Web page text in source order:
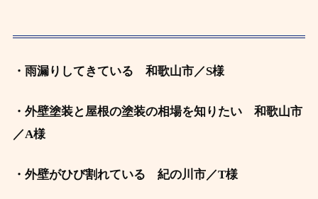
・雨漏りしてきている 和歌山市／S様
・外壁塗装と屋根の塗装の相場を知りたい和歌山市
／A様
・外壁がひび割れている 紀の川 市／T様